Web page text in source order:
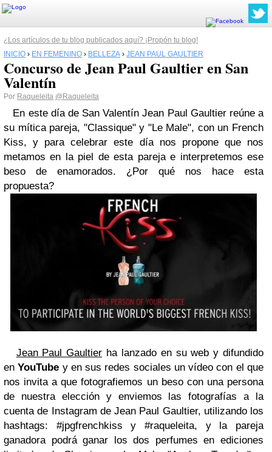
¿Los artículos de tu blog publicados aquí? ¡Propón tu blog!
INICIO › EN FEMENINO › BELLEZA › JEAN PAUL GAULTIER
Concurso de Jean Paul Gaultier en San
Valentín
Por Raqueleita @Raqueleita
En este día de San Valentín Jean Paul Gaultierreúne a
su mítica pareja, "Classique" y "Le Male", con un French
Kiss, y para celebrar este día nos propone que nos
metamos en la piel de esta pareja e interpretemos ese
beso de enamorados. ¿Por qué nos hace esta
propuesta?
Jean Paul Gaultier ha lanzado en su web y difundido
enYouTube y en sus redes sociales un vídeo con el que
nos invita a que fotografiemos un beso con una persona
de nuestra elección y enviemos las fotografías a la
cuenta de Instagram de Jean Paul Gaultier, utilizando los
hashtags: #jpgfrenchkiss y #raqueleita, y la pareja
ganadora podrá ganar losdos perfumes en ediciones